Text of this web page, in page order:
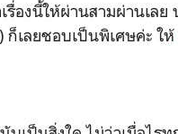
องนี้ให้ผ่านสามผ่านเลย
เลยชอบเป็นพิเศษค่ะ ให้